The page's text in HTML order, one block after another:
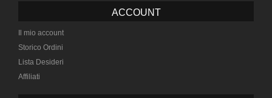
ACCOUNT
Il mio account
Storico Ordini
Lista Desideri
Affiliati